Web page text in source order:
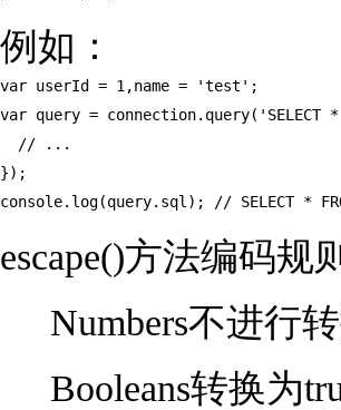
例如：
var userId = 1,name = 'test';
var query =
  // ...
});
console.log(query.sql); // SELECT *
escape()方法编码规
Numbers不进行转
Booleans转换为